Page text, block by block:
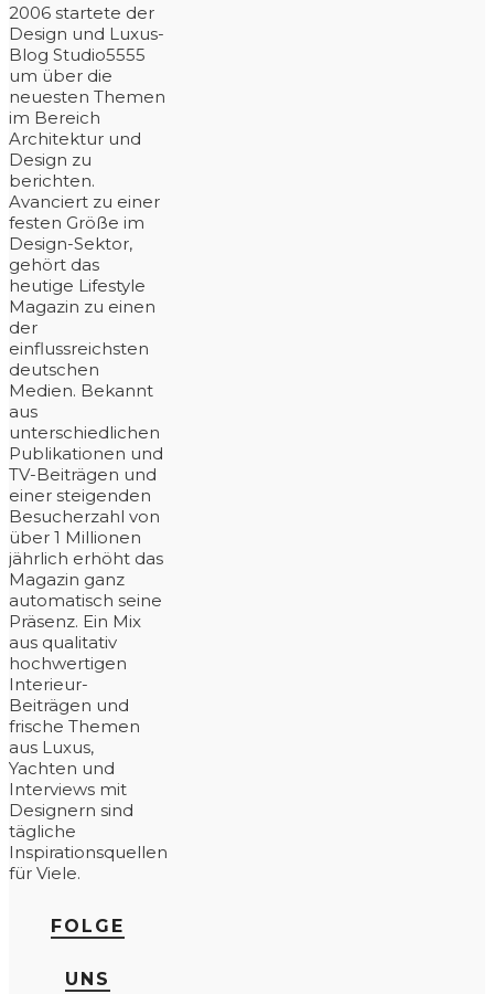
2006 startete der
Design und Luxus-
Blog Studio5555
um über die
neuesten Themen
im Bereich
Architektur und
Design zu
berichten.
Avanciert zu einer
festen Größe im
Design-Sektor,
gehört das
heutige Lifestyle
Magazin zu einen
der
einflussreichsten
deutschen
Medien. Bekannt
aus
unterschiedlichen
Publikationen und
TV-Beiträgen und
einer steigenden
Besucherzahl von
über 1 Millionen
jährlich erhöht das
Magazin ganz
automatisch seine
Präsenz. Ein Mix
aus qualitativ
hochwertigen
Interieur-
Beiträgen und
frische Themen
aus Luxus,
Yachten und
Interviews mit
Designern sind
tägliche
Inspirationsquellen
für Viele.
FOLGE
UNS